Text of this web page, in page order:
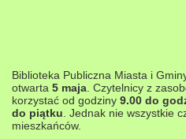
Biblioteka Publiczna Miasta i
otwarta 5 maja . Czytelnicy z
korzystać od godziny 9.00 do
do piątku . Jednak nie wszystkie
mieszkańców.